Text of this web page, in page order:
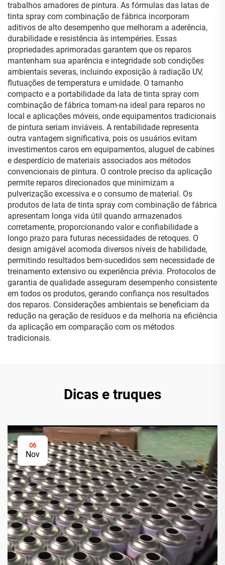
trabalhos amadores de pintura. As fórmulas das latas de
tinta spray com combinação de fábrica incorporam
aditivos de alto desempenho que melhoram a aderência,
durabilidade e resistência às intempéries. Essas
propriedades aprimoradas garantem que os reparos
mantenham sua aparência e integridade sob condições
ambientais severas, incluindo exposição à radiação UV,
flutuações de temperatura e umidade. O tamanho
compacto e a portabilidade da lata de tinta spray com
combinação de fábrica tornam-na ideal para reparos no
local e aplicações móveis, onde equipamentos tradicionais
de pintura seriam inviáveis. A rentabilidade representa
outra vantagem significativa, pois os usuários evitam
investimentos caros em equipamentos, aluguel de cabines
e desperdício de materiais associados aos métodos
convencionais de pintura. O controle preciso da aplicação
permite reparos direcionados que minimizam a
pulverização excessiva e o consumo de material. Os
produtos de lata de tinta spray com combinação de fábrica
apresentam longa vida útil quando armazenados
corretamente, proporcionando valor e confiabilidade a
longo prazo para futuras necessidades de retoques. O
design amigável acomoda diversos níveis de habilidade,
permitindo resultados bem-sucedidos sem necessidade de
treinamento extensivo ou experiência prévia. Protocolos de
garantia de qualidade asseguram desempenho consistente
em todos os produtos, gerando confiança nos resultados
dos reparos. Considerações ambientais se beneficiam da
redução na geração de resíduos e da melhoria na eficiência
da aplicação em comparação com os métodos
tradicionais.
Dicas e truques
06
Nov